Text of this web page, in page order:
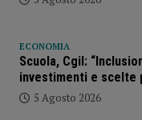
ECONOMIA
Scuola, Cgil:
investimenti e scelte
5 Agosto 2026